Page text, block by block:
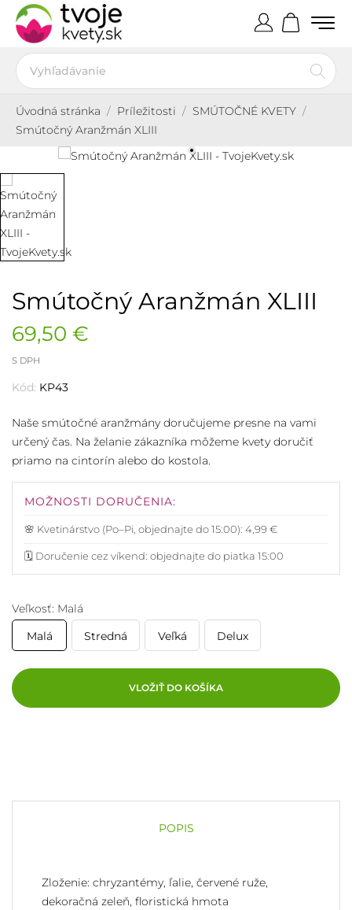
Úvodná stránka Príležitosti
SMÚTOČNÉ KVETY
Smútočný Aranžmán XLIII
Smútočný Aranžmán XLIII
69,50 €
S DPH
Kód: KP43
Naše smútočné aranžmány doručujeme presne na vami
určený čas. Na želanie zákazníka môžeme kvety doručiť
priamo na cintorín alebo do kostola.
MOŽNOSTI DORUČENIA:
🌸 Kvetinárstvo (Po–Pi, objednajte do 15:00): 4,99 €
🗓️ Doručenie cez víkend: objednajte do piatka 15:00
Veľkosť: Malá
Malá
Stredná Veľká Delux
VLOŽIŤ DO KOŠÍKA
POPIS
Zloženie: chryzantémy, ľalie, červené ruže,
dekoračná zeleň, floristická hmota